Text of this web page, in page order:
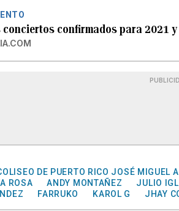
conciertos confirmados para 2021
DE PUERTO RICO JOSÉ MIGUEL
ROSA
ANDY MONTAÑEZ JULIO
FARRUKO KAROL G JHAY